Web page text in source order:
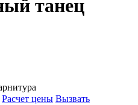
танец
Расчет цены Вызвать